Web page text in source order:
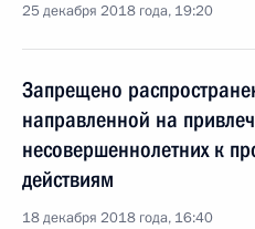
25 декабря 2018 года, 19:20
Запрещено
направленной на
несовершеннолетних к
действиям
18 декабря 2018 года, 16:40